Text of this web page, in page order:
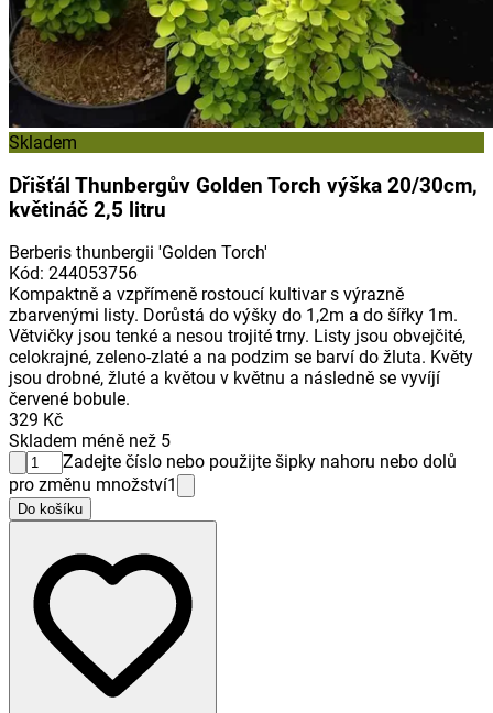
Skladem
Dřišťál Thunbergův Golden Torch výška 20/30cm,
květináč 2,5 litru
Berberis thunbergii 'Golden Torch'
Kód: 244053756
Kompaktně a vzpřímeně rostoucí kultivar s výrazně
zbarvenými listy. Dorůstá do výšky do 1,2m a do šířky 1m.
Větvičky jsou tenké a nesou trojité trny. Listy jsou obvejčité,
celokrajné, zeleno-zlaté a na podzim se barví do žluta. Květy
jsou drobné, žluté a květou v květnu a následně se vyvíjí
červené bobule.
329 Kč
Skladem méně než 5
Zadejte číslo nebo použijte šipky nahoru nebo dolů
pro změnu množství1
Do košíku